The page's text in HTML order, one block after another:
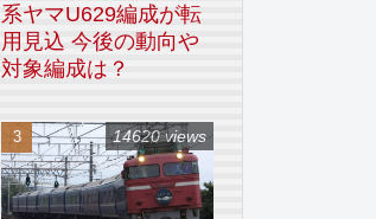
系ヤマU629編成が転
用見込 今後の動向や
対象編成は？
14620 views